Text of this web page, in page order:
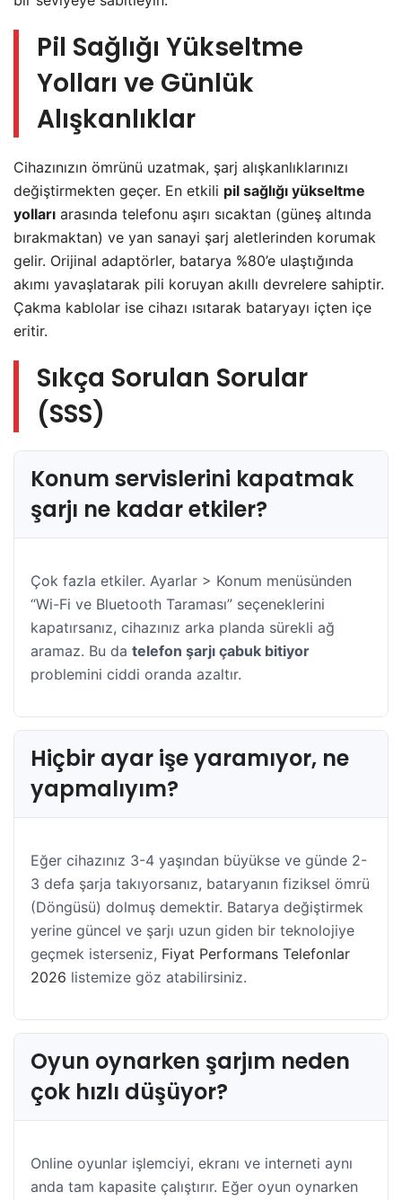
Pil Sağlığı Yükseltme
Yolları ve Günlük
Alışkanlıklar
Cihazınızın ömrünü uzatmak, şarj alışkanlıklarınızı
değiştirmekten geçer. En etkili pil sağlığı yükseltme
yolları arasında telefonu aşırı sıcaktan (güneş altında
bırakmaktan) ve yan sanayi şarj aletlerinden korumak
gelir. Orijinal adaptörler, batarya %80’e ulaştığında
akımı yavaşlatarak pili koruyan akıllı devrelere sahiptir.
Çakma kablolar ise cihazı ısıtarak bataryayı içten içe
eritir.
Sıkça Sorulan Sorular
(SSS)
Konum servislerini kapatmak
şarjı ne kadar etkiler?
Çok fazla etkiler. Ayarlar > Konum menüsünden
“Wi-Fi ve Bluetooth Taraması” seçeneklerini
kapatırsanız, cihazınız arka planda sürekli ağ
aramaz. Bu da telefon şarjı çabuk bitiyor
problemini ciddi oranda azaltır.
Hiçbir ayar işe yaramıyor, ne
yapmalıyım?
Eğer cihazınız 3-4 yaşından büyükse ve günde 2-
3 defa şarja takıyorsanız, bataryanın fiziksel ömrü
(Döngüsü) dolmuş demektir. Batarya değiştirmek
yerine güncel ve şarjı uzun giden bir teknolojiye
geçmek isterseniz, Fiyat Performans Telefonlar
2026 listemize göz atabilirsiniz.
Oyun oynarken şarjım neden
çok hızlı düşüyor?
Online oyunlar işlemciyi, ekranı ve interneti aynı
anda tam kapasite çalıştırır. Eğer oyun oynarken